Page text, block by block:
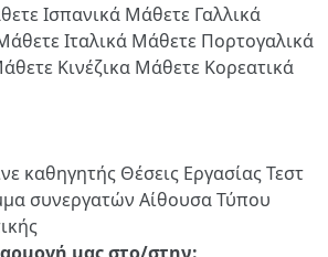
Ισπανικά Μάθετε Γαλλικά
Ιταλικά Μάθετε Πορτογαλικά
Κινέζικα Μάθετε Κορεατικά
καθηγητής Θέσεις ΕργασίαςΤεστ
συνεργατών Αίθουσα Τύπου